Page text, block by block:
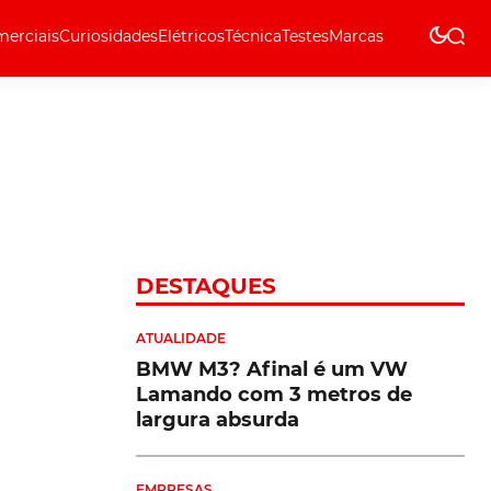
CuriosidadesElétricosTécnicaTestesMarcas
DESTAQUES
ATUALIDADE
BMW M3? Afinal é um VW
Lamando com 3 metros de
largura absurda